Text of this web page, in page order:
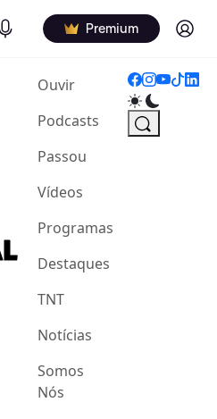
Podcasts Premium Log in
Ouvir(current)
Podcasts
Passou
Vídeos
Programas
Destaques
TNT
Notícias
Somos
Nós